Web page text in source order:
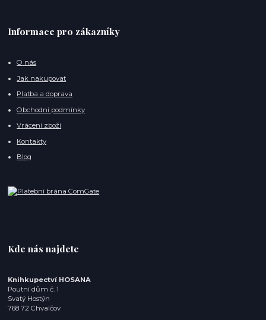
Informace pro zákazníky
O nás
Jak nakupovat
Platba a doprava
Obchodní podmínky
Vrácení zboží
Kontakty
Blog
Kde nás najdete
Knihkupectví HOSANA
Poutní dům č. 1
Svatý Hostýn
768 72 Chvalčov